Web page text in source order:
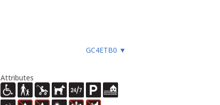
GC4ETB0 ▼
Attributes